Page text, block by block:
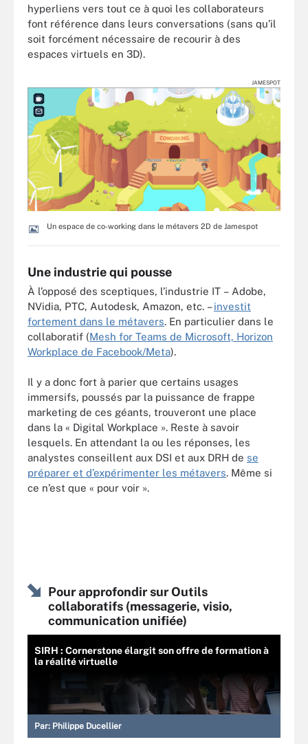
hyperliens vers tout ce à quoi les collaborateurs
font référence dans leurs conversations (sans qu’il
soit forcément nécessaire de recourir à des
espaces virtuels en 3D).
JAMESPOT
Un espace de co-working dans le métavers 2D de Jamespot
Une industrie qui pousse
À l’opposé des sceptiques, l’industrie IT – Adobe,
NVidia, PTC, Autodesk, Amazon, etc. –investit
fortement dans le métavers. En particulier dans le
collaboratif (Mesh for Teams de Microsoft, Horizon
Workplace de Facebook/Meta).
Il y a donc fort à parier que certains usages
immersifs, poussés par la puissance de frappe
marketing de ces géants, trouveront une place
dans la « Digital Workplace ». Reste à savoir
lesquels. En attendant la ou les réponses, les
analystes conseillent aux DSI et aux DRH de se
préparer et d’expérimenter les métavers. Même si
ce n’est que « pour voir ».
Pour approfondir sur Outils
collaboratifs (messagerie, visio,
communication unifiée)
SIRH : Cornerstone élargit son offre de formation à
la réalité virtuelle
Par: Philippe Ducellier